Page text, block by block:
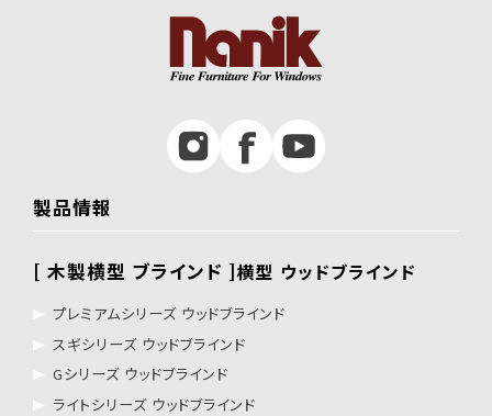
製品情報
[ 木製横型 ブラインド ]横型 ウッドブラインド
プレミアムシリーズ ウッドブラインド
スギシリーズ ウッドブラインド
Gシリーズ ウッドブラインド
ライトシリーズ ウッドブラインド